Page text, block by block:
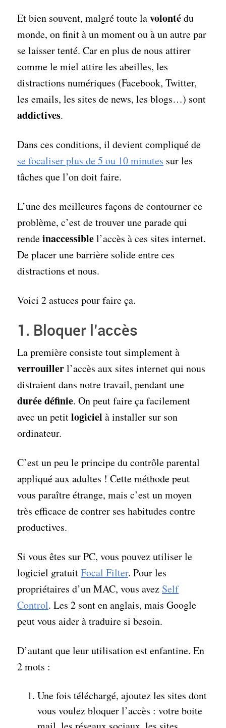
Et bien souvent, malgré toute lavolontédu
monde, on finit à un moment ou à un autre par
se laisser tenté. Car en plus de nous attirer
comme le miel attire les abeilles, les
distractions numériques (Facebook, Twitter,
les emails, les sites de news, les blogs…) sont
addictives.
Dans ces conditions, il devient compliqué de
se focaliser plus de 5 ou 10 minutes sur les
tâches que l’on doit faire.
L’une des meilleures façons de contourner ce
problème, c’est de trouver une parade qui
rendeinaccessiblel’accès à ces sites internet.
De placer une barrière solide entre ces
distractions et nous.
Voici 2 astuces pour faire ça.
1. Bloquer l’accès
La première consiste tout simplement à
verrouillerl’accès aux sites internet qui nous
distraient dans notre travail, pendant une
durée définie. On peut faire ça facilement
avec un petitlogiciel à installer sur son
ordinateur.
C’est un peu le principe du contrôle parental
appliqué aux adultes ! Cette méthode peut
vous paraître étrange, mais c’est un moyen
très efficace de contrer ses habitudes contre
productives.
Si vous êtes sur PC, vous pouvez utiliser le
logiciel gratuitFocal Filter. Pour les
propriétaires d’un MAC, vous avez Self
Control. Les 2 sont en anglais, mais Google
peut vous aider à traduire si besoin.
D’autant que leur utilisation est enfantine. En
2 mots :
Une fois téléchargé, ajoutez les sites dont
vous voulez bloquer l’accès : votre boite